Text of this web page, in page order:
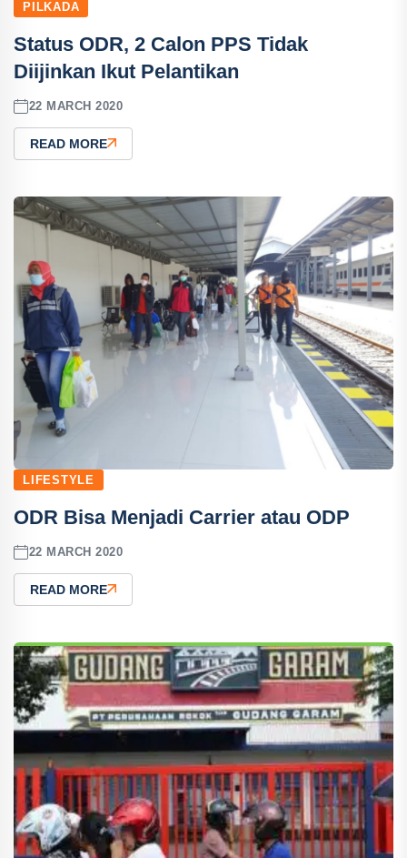
PILKADA
Status ODR, 2 Calon PPS Tidak
Diijinkan Ikut Pelantikan
22 MARCH 2020
READ MORE
LIFESTYLE
ODR Bisa Menjadi Carrier atau ODP
22 MARCH 2020
READ MORE